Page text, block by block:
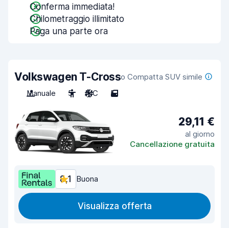
Conferma immediata!
Chilometraggio illimitato
Paga una parte ora
Volkswagen T-Crosso Compatta SUV simile
Manuale
5 A/C 5
29,11 €
al giorno
Cancellazione gratuita
8,1 Buona
Visualizza offerta